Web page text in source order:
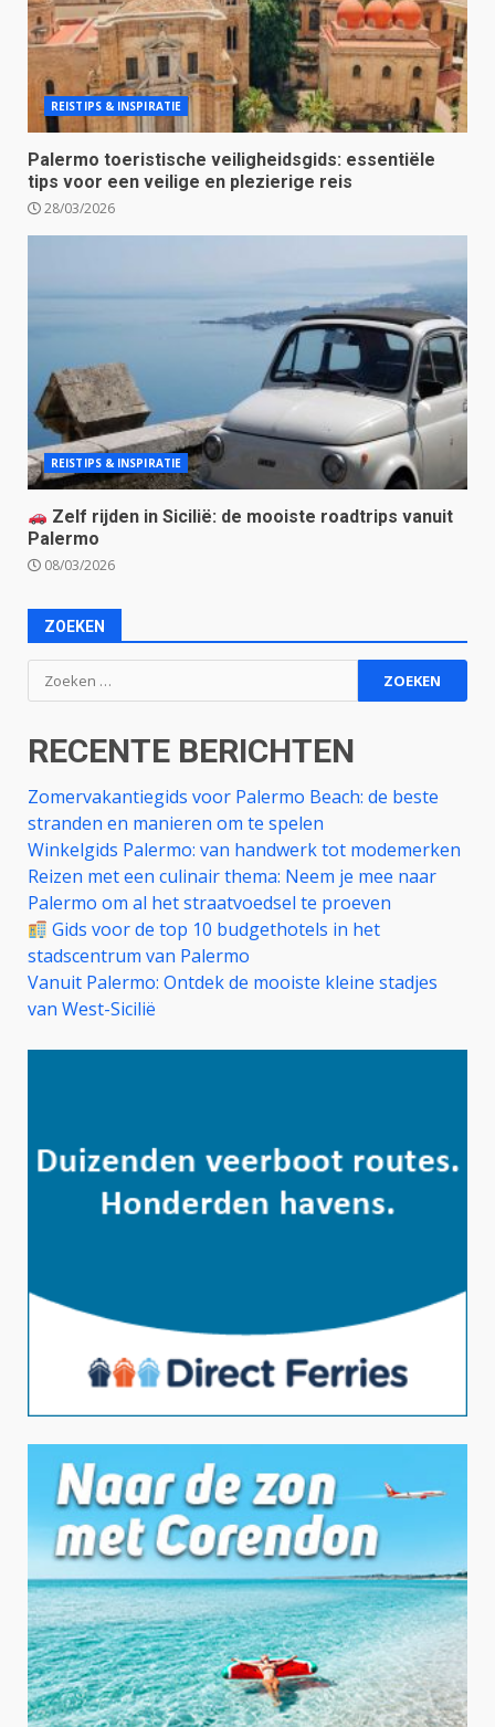
REISTIPS & INSPIRATIE
Palermo toeristische veiligheidsgids: essentiële
tips voor een veilige en plezierige reis
28/03/2026
REISTIPS & INSPIRATIE
Zelf rijden in Sicilië: de mooiste roadtrips vanuit
Palermo
08/03/2026
ZOEKEN
Zoeken
naar:
RECENTE BERICHTEN
Zomervakantiegids voor Palermo Beach: de beste
stranden en manieren om te spelen
Winkelgids Palermo: van handwerk tot modemerken
Reizen met een culinair thema: Neem je mee naar
Palermo om al het straatvoedsel te proeven
Gids voor de top 10 budgethotels in het
stadscentrum van Palermo
Vanuit Palermo: Ontdek de mooiste kleine stadjes
van West-Sicilië